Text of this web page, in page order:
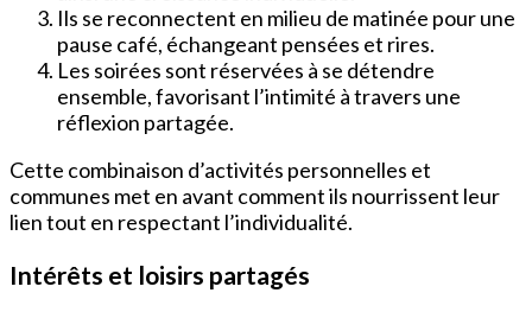
Ils se reconnectent en milieu de matinée pour une
pause café, échangeant pensées et rires.
Les soirées sont réservées à se détendre
ensemble, favorisant l’intimité à travers une
réflexion partagée.
Cette combinaison d’activités personnelles et
communes met en avant comment ils nourrissent leur
lien tout en respectant l’individualité.
Intérêts et loisirs partagés